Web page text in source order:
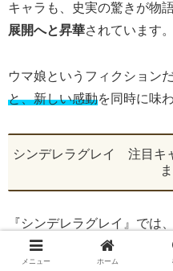
キャラも、史実の驚きが物
展開へと昇華されています。
ウマ娘というフィクション
と、新しい感動を同時に味
シンデレラグレイ 注目キ
『シンデレラグレイ』では、
欠かせないウマ娘たちが多
メニュー ホーム